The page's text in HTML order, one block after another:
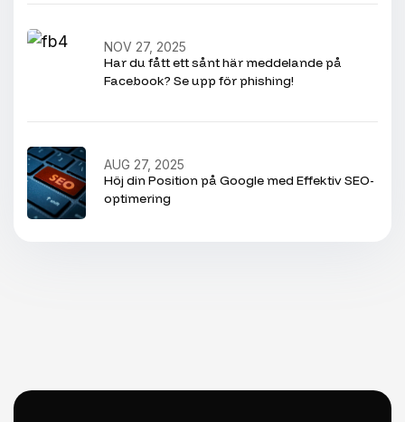
Har du fått ett sånt här meddelande på
Facebook? Se upp för phishing!
NOV 27, 2025
Höj din Position på Google med Effektiv SEO-
optimering
AUG 27, 2025